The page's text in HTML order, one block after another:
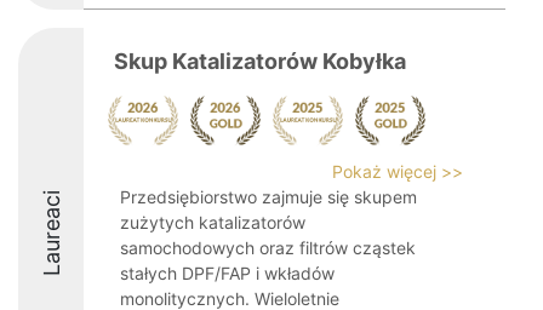
Laureaci
Skup Katalizatorów Kobyłka
Pokaż więcej >>
Przedsiębiorstwo zajmuje się skupem
zużytych katalizatorów
samochodowych oraz filtrów cząstek
stałych DPF/FAP i wkładów
monolitycznych. Wieloletnie